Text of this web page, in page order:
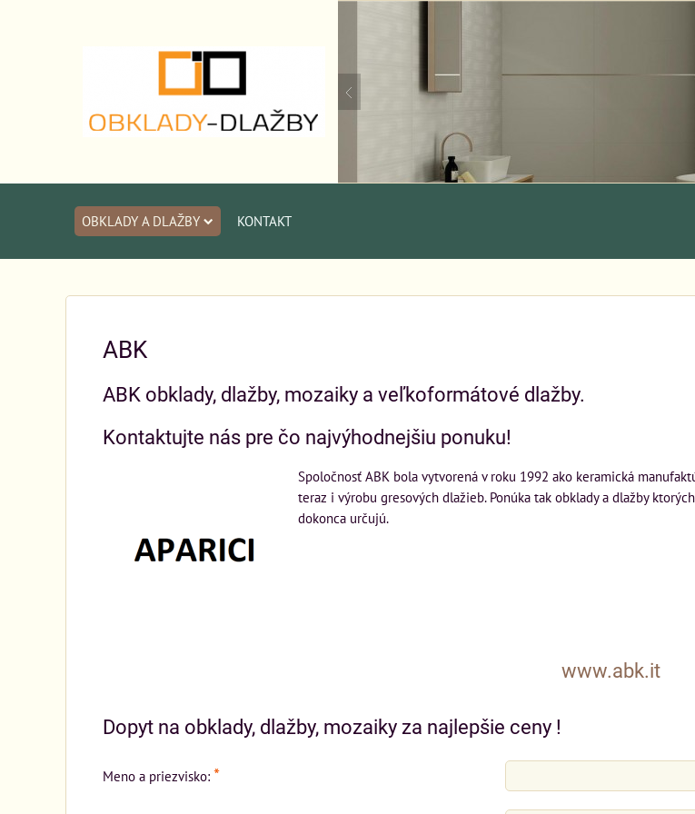
OBKLADY A DLAŽBY KONTAKT
ABK
ABK obklady, dlažby, mozaiky a veľkoformátové dlažby.
Kontaktujte nás pre čo najvýhodnejšiu ponuku!
Spoločnosť ABK bola vytvorená v roku 1992 ako keramická
teraz i výrobu gresových dlažieb. Ponúka tak obklady a dlažby
dokonca určujú.
www.abk.it
Dopyt na obklady, dlažby, mozaiky za najlepšie ceny !
Meno a priezvisko: *